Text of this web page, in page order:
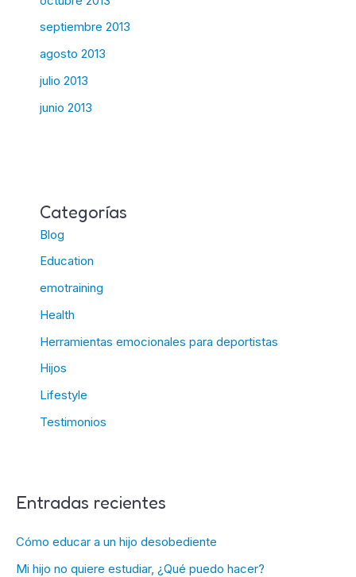
septiembre 2013
agosto 2013
julio 2013
junio 2013
Categorías
Blog
Education
emotraining
Health
Herramientas emocionales para deportistas
Hijos
Lifestyle
Testimonios
Entradas recientes
Cómo educar a un hijo desobediente
Mi hijo no quiere estudiar, ¿Qué puedo hacer?